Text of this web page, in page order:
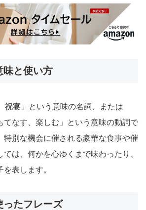
味と使い方
祝宴」という意味の名詞、または
てなす、楽しむ」という意味の動詞で
特別な機会に催される豪華な食事や催
ては、何かを心ゆくまで味わったり、
表します。
ったフレーズ